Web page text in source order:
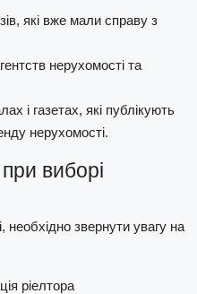
які вже мали справу з
нерухомості та
і газетах, які публікують
нерухомості.
виборі
необхідно звернути увагу на
ріелтора